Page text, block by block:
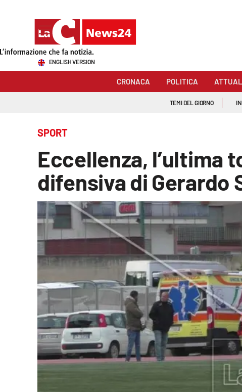
Sezioni
Economia e lavoro
ENGLISH VERSION
CRONACA POLITICA
TEMI DEL GIORNO
SPORT
Eccellenza, l’ultima
difensiva di Gerardo